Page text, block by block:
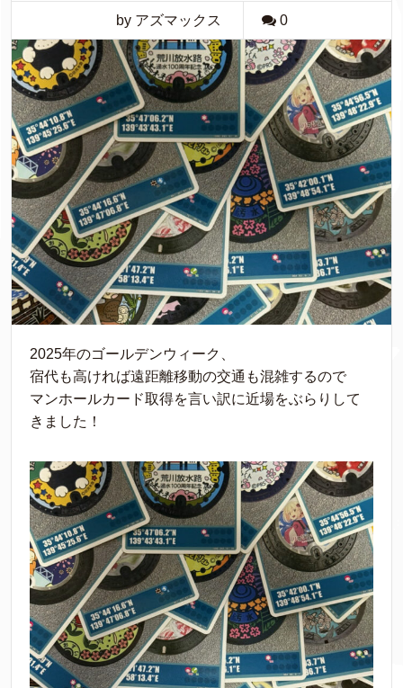
by アズマックス 0
2025年のゴールデンウィーク、
宿代も高ければ遠距離移動の交通も混雑するので
マンホールカード取得を言い訳に近場をぶらりして
きました！